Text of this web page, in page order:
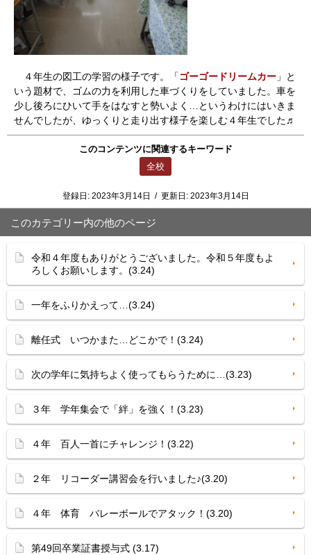
４年生の図工の学習の様子です。「 ゴーゴードリームカー 」と
いう題材で、ゴムの力を利用した車づくりをしていました。車を
少し後ろにひいて手をはなすと勢いよく…というわけにはいきま
せんでしたが、ゆっくりと走り出す様子を楽しむ４年生でした♬
このコンテンツに関連するキーワード
全校
登録日: 2023年3月14日 / 更新日: 2023年3月14日
このカテゴリー内の他のページ
令和４年度もありがとうございました。令和５年度もよ
ろしくお願いします。(3.24)
一年をふりかえって…(3.24)
離任式 いつかまた…どこかで！(3.24)
次の学年に気持ちよく使ってもらうために…(3.23)
３年 学年集会で「絆」を強く！(3.23)
４年 百人一首にチャレンジ！(3.22)
２年 リコーダー講習会を行いました♪(3.20)
４年 体育 バレーボールでアタック！(3.20)
第49回卒業証書授与式 (3.17)